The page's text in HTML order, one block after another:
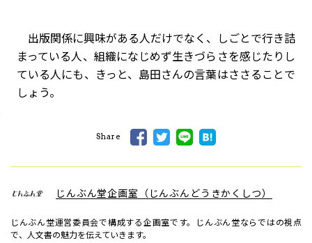
出版関係に興味がある人だけでなく、しごとで行き詰
まっている人、組織になじめず生きづらさを感じたりし
ている人にも、きっと、島田さんの言葉はささることで
しょう。
Share
じんぶん堂企画室（じんぶんどうきかくしつ）
じんぶん堂運営委員会で構成する企画室です。じんぶん堂ならではの視点
で、人文書の魅力を伝えていきます。